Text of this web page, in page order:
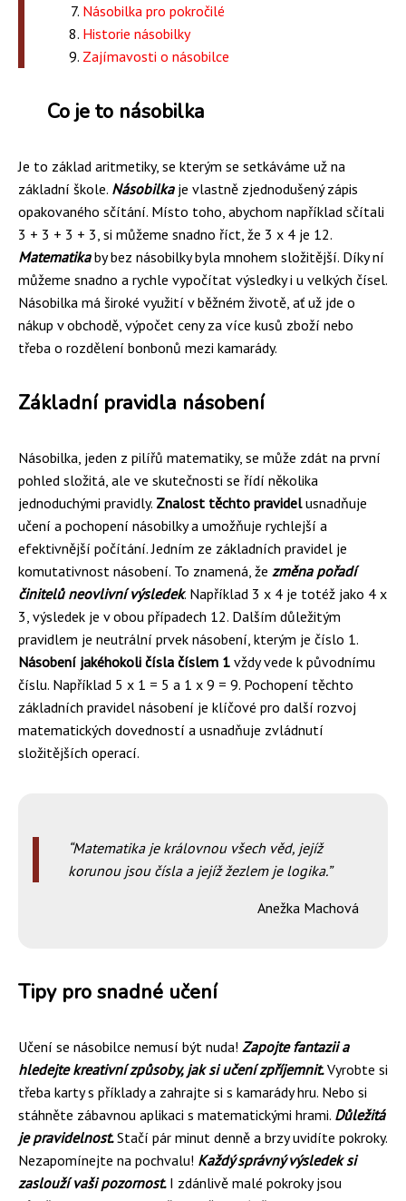
Násobilka pro pokročilé
Historie násobilky
Zajímavosti o násobilce
Co je to násobilka
Je to základ aritmetiky, se kterým se setkáváme už na
základní škole. Násobilkaje vlastně zjednodušený zápis
opakovaného sčítání. Místo toho, abychom například sčítali
3 + 3 + 3 + 3, si můžeme snadno říct, že 3 x 4 je 12.
Matematikaby bez násobilky byla mnohem složitější. Díky ní
můžeme snadno a rychle vypočítat výsledky i u velkých čísel.
Násobilka má široké využití v běžném životě, ať už jde o
nákup v obchodě, výpočet ceny za více kusů zboží nebo
třeba o rozdělení bonbonů mezi kamarády.
Základní pravidla násobení
Násobilka, jeden z pilířů matematiky, se může zdát na první
pohled složitá, ale ve skutečnosti se řídí několika
jednoduchými pravidly. Znalost těchto pravidelusnadňuje
učení a pochopení násobilky a umožňuje rychlejší a
efektivnější počítání. Jedním ze základních pravidel je
komutativnost násobení. To znamená, že změna pořadí
činitelů neovlivní výsledek. Například 3 x 4 je totéž jako 4 x
3, výsledek je v obou případech 12. Dalším důležitým
pravidlem je neutrální prvek násobení, kterým je číslo 1.
Násobení jakéhokoli čísla číslem 1 vždy vede k původnímu
číslu. Například 5 x 1 = 5 a 1 x 9 = 9. Pochopení těchto
základních pravidel násobení je klíčové pro další rozvoj
matematických dovedností a usnadňuje zvládnutí
složitějších operací.
Matematika je královnou všech věd, jejíž
korunou jsou čísla a jejíž žezlem je logika.
Anežka Machová
Tipy pro snadné učení
Učení se násobilce nemusí být nuda! Zapojte fantazii a
hledejte kreativní způsoby, jak si učení zpříjemnit.Vyrobte si
třeba karty s příklady a zahrajte si s kamarády hru. Nebo si
stáhněte zábavnou aplikaci s matematickými hrami. Důležitá
je pravidelnost.Stačí pár minut denně a brzy uvidíte pokroky.
Nezapomínejte na pochvalu! Každý správný výsledek si
zaslouží vaši pozornost.I zdánlivě malé pokroky jsou